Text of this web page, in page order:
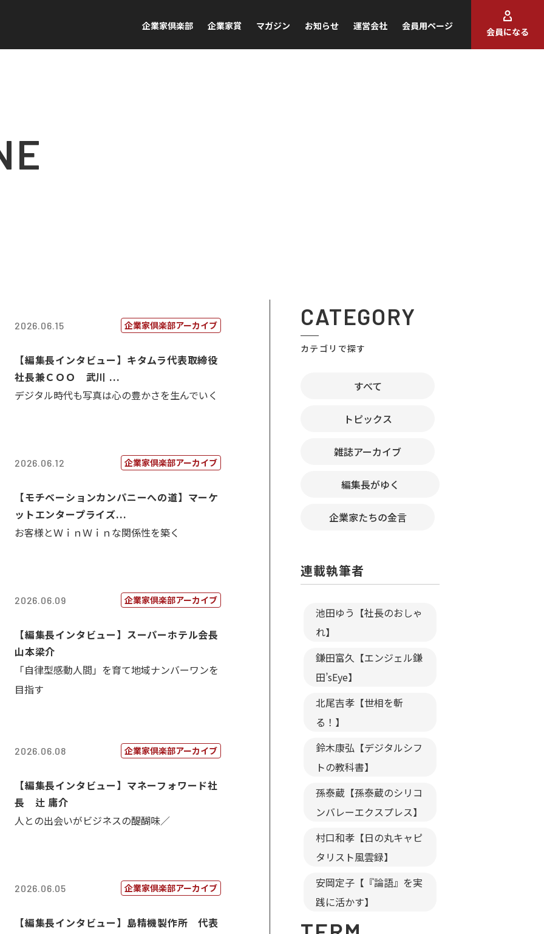
企業家倶楽部 企業家賞 マガジン お知らせ 運営会社 会員用ページ
会員になる
2026.06.15 企業家倶楽部アーカイブ
【編集長インタビュー】キタムラ代表取締役
社長兼ＣＯＯ 武川 ...
デジタル時代も写真は心の豊かさを生んでいく
2026.06.12 企業家倶楽部アーカイブ
【モチベーションカンパニーへの道】マーケ
ットエンタープライズ...
お客様とＷｉｎＷｉｎな関係性を築く
2026.06.09 企業家倶楽部アーカイブ
【編集長インタビュー】スーパーホテル会長
山本梁介
「自律型感動人間」を育て地域ナンバーワンを
目指す
2026.06.08 企業家倶楽部アーカイブ
【編集長インタビュー】マネーフォワード社
長 辻 庸介
人との出会いがビジネスの醍醐味／
2026.06.05 企業家倶楽部アーカイブ
【編集長インタビュー】島精機製作所 代表
CATEGORY
カテゴリで探す
すべて
トピックス
雑誌アーカイブ
編集長がゆく
企業家たちの金言
連載執筆者
池田ゆう【社長のおしゃ
れ】
鎌田富久【エンジェル鎌
田’sEye】
北尾吉孝【世相を斬
る！】
鈴木康弘【デジタルシフ
トの教科書】
孫泰蔵【孫泰蔵のシリコ
ンバレーエクスプレス】
村口和孝【日の丸キャピ
タリスト風雲録】
安岡定子【『論語』を実
践に活かす】